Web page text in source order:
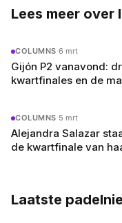
snel een
zien hoe
Nederlands
schrijft hij
toernooien
lokale club
van een
journalist,
Lees meer over
COLUMNS·6 mrt
Gijón P2 vanavond:
kwartfinales en de
COLUMNS·5 mrt
Alejandra Salazar
de kwartfinale van
Laatste